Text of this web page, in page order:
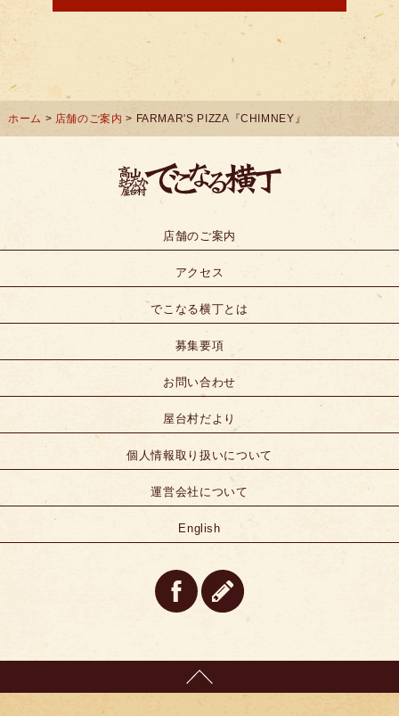
ホーム > 店舗のご案内 > FARMAR'S PIZZA『CHIMNEY』
店舗のご案内
アクセス
でこなる横丁とは
募集要項
お問い合わせ
屋台村だより
個人情報取り扱いについて
運営会社について
English